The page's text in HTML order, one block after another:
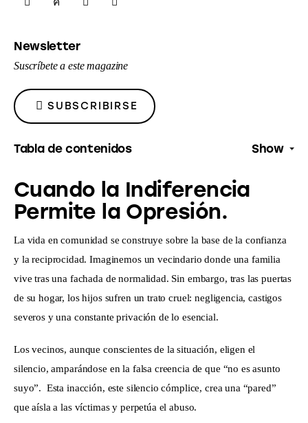
FACEBOOK
X
Newsletter
Suscríbete a este magazine
SUBSCRIBIRSE
Tabla de contenidos Show
Cuando la Indiferencia
Permite la Opresión.
La vida en comunidad se construye sobre la base de la confianza
y la reciprocidad. Imaginemos un vecindario donde una familia
vive tras una fachada de normalidad. Sin embargo, tras las puertas
de su hogar, los hijos sufren un trato cruel: negligencia, castigos
severos y una constante privación de lo esencial.
Los vecinos, aunque conscientes de la situación, eligen el
silencio, amparándose en la falsa creencia de que “no es asunto
suyo”.  Esta inacción, este silencio cómplice, crea una “pared”
que aísla a las víctimas y perpetúa el abuso.